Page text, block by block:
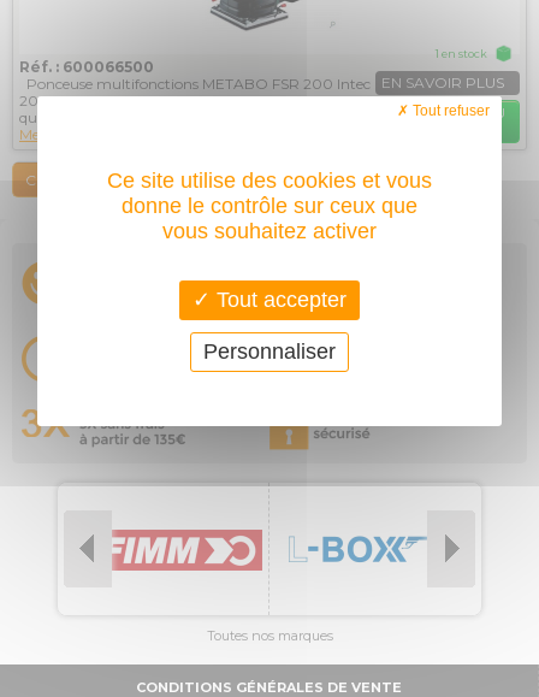
Réf. : 600066500
Ponceuse multifonctions METABO FSR 200 Intec
200W, avec surface de ponçage carrée 114x102mm
qui permet de...
Metabo
1 en stock
EN SAVOIR PLUS
AJOUTER AU
COMPARER
Toutes nos marques
CONDITIONS GÉNÉRALES DE VENTE
Ce site utilise des cookies et vous
donne le contrôle sur ceux que
vous souhaitez activer
Tout accepter
Tout refuser
Personnaliser